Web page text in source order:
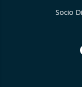
Socio